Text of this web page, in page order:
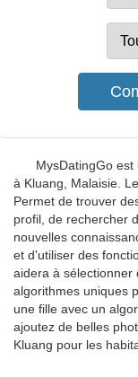
MysDatingGo
à Kluang, Malaisie.
Permet de trouver
profil, de rechercher
nouvelles
et d'utiliser des
aidera à sélectionner
algorithmes uniques
une fille avec un
ajoutez de belles
Kluang pour les